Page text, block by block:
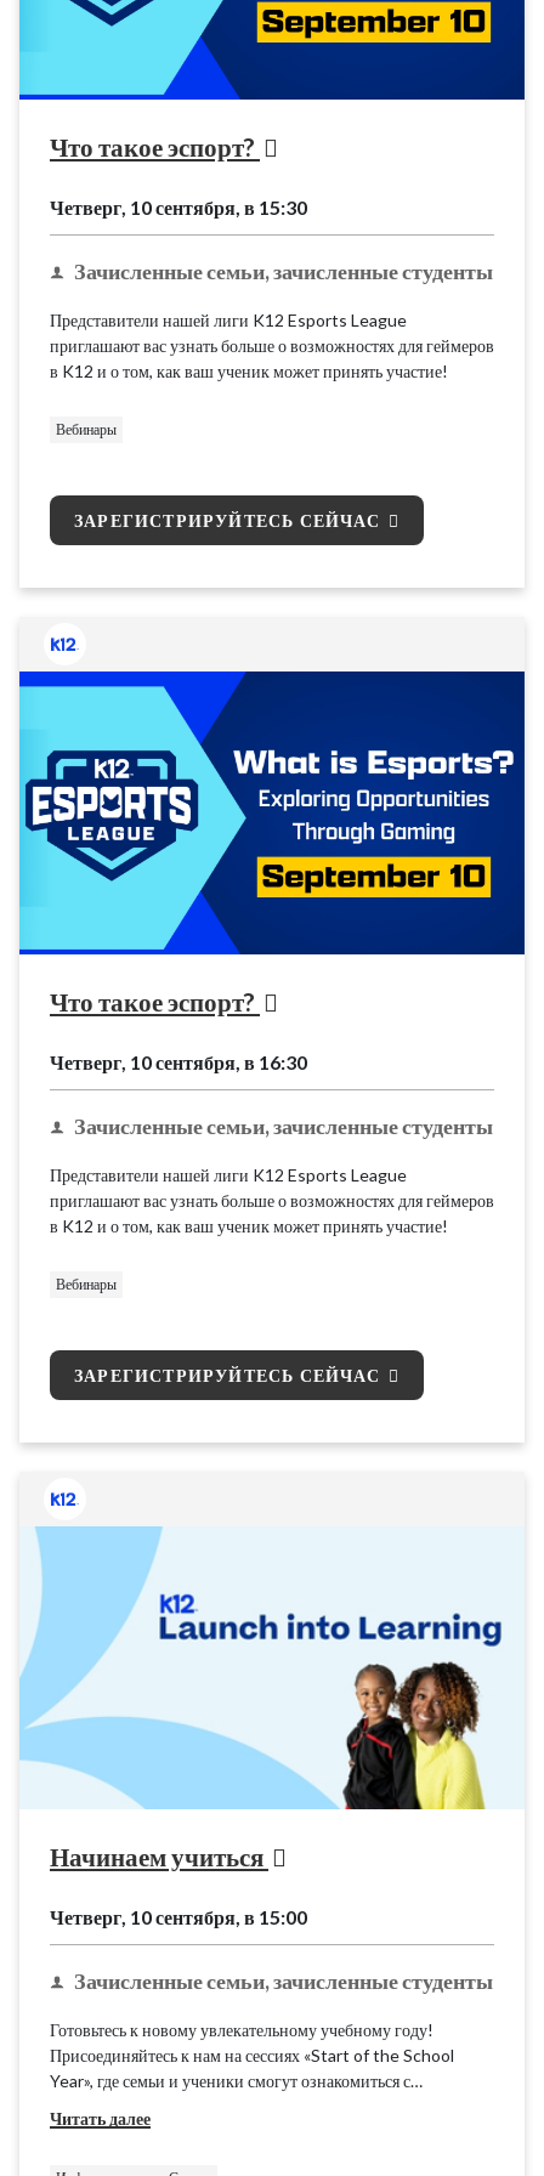
Что такое эспорт?
Четверг, 10 сентября, в 15:30
Зачисленные семьи, зачисленные студенты
Представители нашей лиги K12 Esports League
приглашают вас узнать больше о возможностях для геймеров
в K12 и о том, как ваш ученик может принять участие!
Вебинары
ЗАРЕГИСТРИРУЙТЕСЬ СЕЙЧАС
Что такое эспорт?
Четверг, 10 сентября, в 16:30
Зачисленные семьи, зачисленные студенты
Представители нашей лиги K12 Esports League
приглашают вас узнать больше о возможностях для геймеров
в K12 и о том, как ваш ученик может принять участие!
Вебинары
ЗАРЕГИСТРИРУЙТЕСЬ СЕЙЧАС
Начинаем учиться
Четверг, 10 сентября, в 15:00
Зачисленные семьи, зачисленные студенты
Готовьтесь к новому увлекательному учебному году!
Присоединяйтесь к нам на сессиях «Start of the School
Year», где семьи и ученики смогут ознакомиться с
информацию и ресурсы по программе K12 School (OLS),
Читать далее